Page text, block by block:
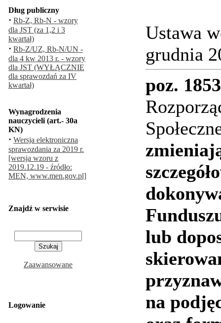
Dług publiczny
· Rb-Z, Rb-N - wzory
dla JST (za 1,2 i 3
kwartał)
· Rb-Z/UZ, Rb-N/UN -
dla 4 kw 2013 r. - wzory
dla JST (WYŁĄCZNIE
dla sprawozdań za IV
kwartał)
Wynagrodzenia
nauczycieli (art.- 30a
KN)
· Wersja elektroniczna
sprawozdania za 2019 r.
[wersja wzoru z
2019.12.19 - źródło:
MEN, www.men.gov.pl]
Znajdź w serwisie
Zaawansowane
Logowanie
Ustawa
grudnia
poz. 1853
lub
na